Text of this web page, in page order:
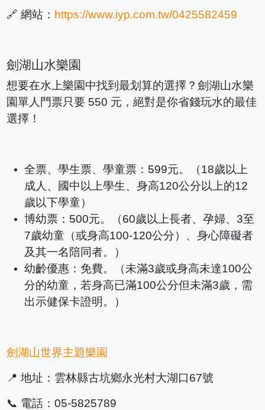
🔗 網站： https://www.iyp.com.tw/0425582459
劍湖山水樂園
想要在水上樂園中找到最划算的選擇？劍湖山水樂
園單人門票只要 550 元，絕對是你省錢玩水的最佳
選擇！
全票、學生票、學童票：599元。（18歲以上
成人、國中以上學生、身高120公分以上的12
歲以下學童）
博幼票：500元。（60歲以上長者、孕婦、3至
7歲幼童（或身高100-120公分）、身心障礙者
及其一名陪同者。）
幼齡優惠：免費。（未滿3歲或身高未達100公
分的幼童，若身高已滿100公分但未滿3歲，需
出示健保卡證明。）
劍湖山世界主題樂園
📍 地址：雲林縣古坑鄉永光村大湖口67號
📞 電話：05-5825789